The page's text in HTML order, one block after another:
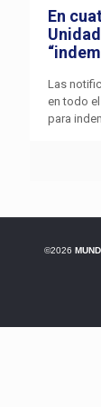
En
Las
en todo
para
©2026